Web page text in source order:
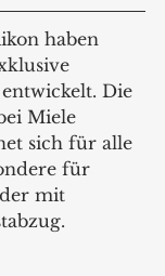
haben
Die
Miele
sich für alle
für
mit